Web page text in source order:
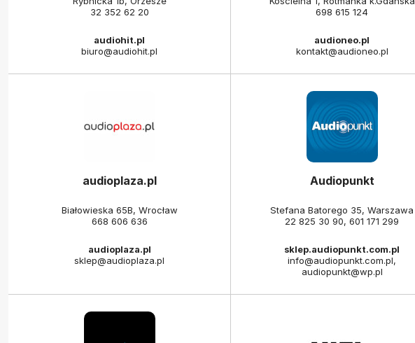
32 352 62 20
audiohit.pl
biuro@audiohit.pl
698 615 124
audioneo.pl
kontakt@audioneo.pl
audioplaza.pl
Białowieska 65B, Wrocław
668 606 636
audioplaza.pl
sklep@audioplaza.pl
Audiopunkt
Stefana Batorego 35, Warszawa
22 825 30 90,601 171 299
sklep.audiopunkt.com.pl
info@audiopunkt.com.pl,
audiopunkt@wp.pl